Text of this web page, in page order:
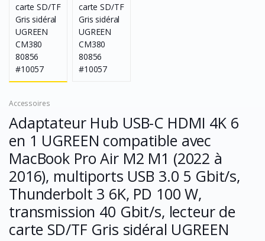
Accessoires
Adaptateur Hub USB-C HDMI 4K 6
en 1 UGREEN compatible avec
MacBook Pro Air M2 M1 (2022 à
2016), multiports USB 3.0 5 Gbit/s,
Thunderbolt 3 6K, PD 100 W,
transmission 40 Gbit/s, lecteur de
carte SD/TF Gris sidéral UGREEN